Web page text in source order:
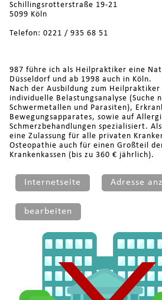
Schillingsrotterstraße 19-21
5099 Köln
Telefon: 0221 / 935 68 51
987 führe ich als Heilpraktiker eine
Düsseldorf und ab 1998 auch in Köln.
Nach der Ausbildung zum
individuelle Belastungsanalyse (Suche
Schwermetallen und Parasiten),
Bewegungsapparates, sowie auf
Schmerzbehandlungen spezialisiert.
eine Zulassung für alle privaten
Osteopathie auch für einen Großteil
Krankenkassen (bis zu 360 € jährlich).
Internetseite Adresse
bearbeiten